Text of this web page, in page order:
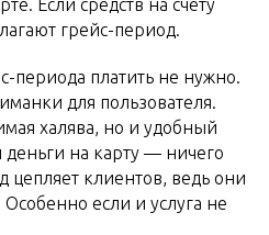
Если средств на счету
грейс-период.
периода платить не нужно.
для пользователя.
халява, но и удобный
на карту — ничего
цепляет клиентов, ведь они
Особенно если и услуга не